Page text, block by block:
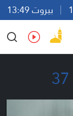
بيروت 13:49
Ar
En Fr Es